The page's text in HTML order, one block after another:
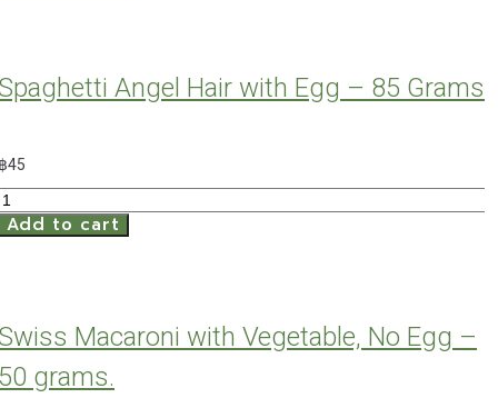
Angel Hair with Egg – 85 Grams
45
Add to cart
Macaroni with Vegetable, No Egg –
grams.